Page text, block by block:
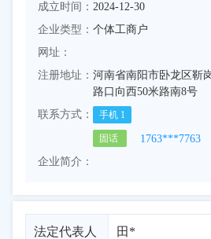
成立时间： 2024-12-30
企业类型： 个体工商户
网址：
注册地址： 河南省南阳市卧龙区靳
路口向西50米路南8号
联系方式：
手机 1
固话
1763***7763
企业简介：
法定代表人 田*